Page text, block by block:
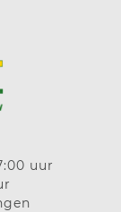
uur